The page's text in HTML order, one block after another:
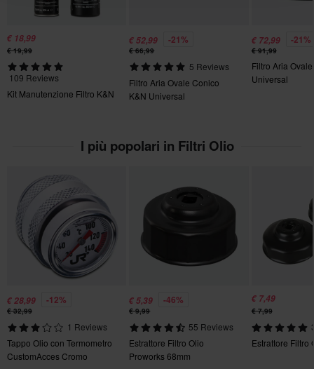
Gli ordini superiori a € 150 saranno spediti gratuitamente in
Italia. *Esclusi prodotti voluminosi.
Politica di reso di 60 giorni*
personalizzati o realizzati su ordinazione. Consulta la
€ 18,99
€ 19,99
109 Reviews
Kit Manutenzione Filtro K&N
€ 52,99 -21%
€ 66,99
5 Reviews
Filtro Aria Ovale Conico
K&N Universal
€ 72,99 -21%
€ 91,99
Filtro Aria
Universal
I più popolari in Filtri Olio
€ 28,99 -12%
€ 32,99
1 Reviews
Tappo Olio con Termometro
CustomAcces Cromo
€ 5,39 -46%
€ 9,99
55 Reviews
Estrattore Filtro Olio
Proworks 68mm
€ 7,49
€ 7,99
Estrattore Filtro